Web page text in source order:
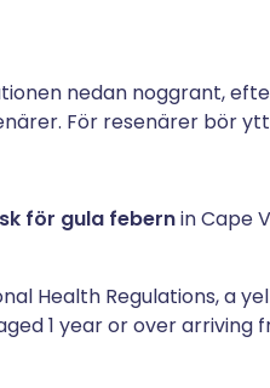
nedan noggrant,
För resenärer bör
för gula febernin Cape
Health Regulations, a
1 year or over arriving